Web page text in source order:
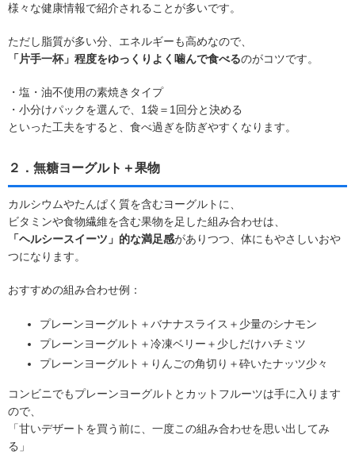
様々な健康情報で紹介されることが多いです。
ただし脂質が多い分、エネルギーも高めなので、
「片手一杯」程度をゆっくりよく噛んで食べるのがコツです。
・塩・油不使用の素焼きタイプ
・小分けパックを選んで、1袋＝1回分と決める
といった工夫をすると、食べ過ぎを防ぎやすくなります。
２．無糖ヨーグルト＋果物
カルシウムやたんぱく質を含むヨーグルトに、
ビタミンや食物繊維を含む果物を足した組み合わせは、
「ヘルシースイーツ」的な満足感がありつつ、体にもやさしいおや
つになります。
おすすめの組み合わせ例：
プレーンヨーグルト＋バナナスライス＋少量のシナモン
プレーンヨーグルト＋冷凍ベリー＋少しだけハチミツ
プレーンヨーグルト＋りんごの角切り＋砕いたナッツ少々
コンビニでもプレーンヨーグルトとカットフルーツは手に入ります
ので、
「甘いデザートを買う前に、一度この組み合わせを思い出してみ
る」